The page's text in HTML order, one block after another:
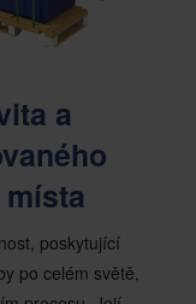
a
poskytující
po celém světě,